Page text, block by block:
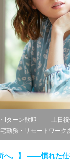
Iターン歓迎 土日
勤務・リモートワーク
へ。】 ――慣れた